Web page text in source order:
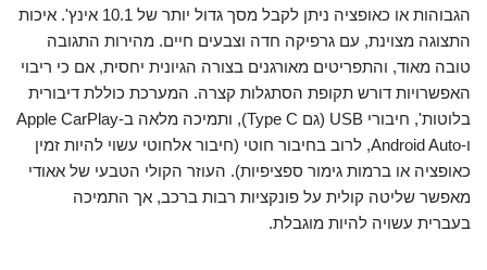
הגבוהות או כאופציה ניתן לקבל מסך גדול יותר של 10.1 אינץ'. איכות
התצוגה מצוינת, עם גרפיקה חדה וצבעים חיים. מהירות התגובה
טובה מאוד, והתפריטים מאורגנים בצורה הגיונית יחסית, אם כי ריבוי
האפשרויות דורש תקופת הסתגלות קצרה. המערכת כוללת דיבורית
בלוטות', חיבורי USB (גם Type C), ותמיכה מלאה ב-Apple CarPlay
ו-Android Auto, לרוב בחיבור חוטי (חיבור אלחוטי עשוי להיות זמין
כאופציה או ברמות גימור ספציפיות). העוזר הקולי הטבעי של אאודי
מאפשר שליטה קולית על פונקציות רבות ברכב, אך התמיכה
בעברית עשויה להיות מוגבלת.